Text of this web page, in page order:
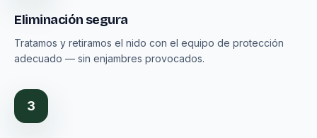
Eliminación segura
Tratamos y retiramos el nido con el equipo de protección
adecuado — sin enjambres provocados.
3